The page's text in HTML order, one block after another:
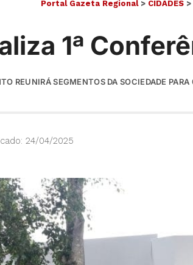
Portal Gazeta Regional> CIDADES>
1ª
REUNIRÁ SEGMENTOS DA SOCIEDADE
24/04/2025